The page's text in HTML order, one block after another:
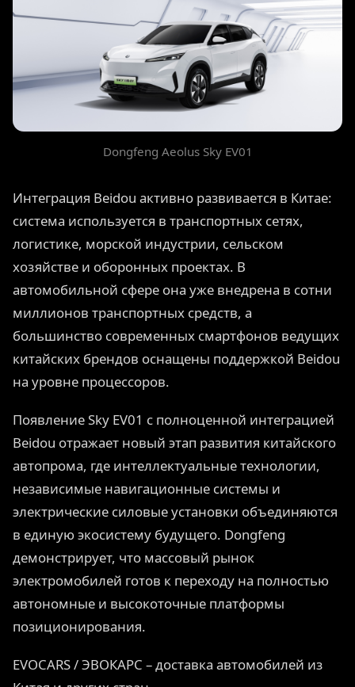
Dongfeng Aeolus Sky EV01
Интеграция Beidou активно развивается в Китае:
система используется в транспортных сетях,
логистике, морской индустрии, сельском
хозяйстве и оборонных проектах. В
автомобильной сфере она уже внедрена в сотни
миллионов транспортных средств, а
большинство современных смартфонов ведущих
китайских брендов оснащены поддержкой Beidou
на уровне процессоров.
Появление Sky EV01 с полноценной интеграцией
Beidou отражает новый этап развития китайского
автопрома, где интеллектуальные технологии,
независимые навигационные системы и
электрические силовые установки объединяются
в единую экосистему будущего. Dongfeng
демонстрирует, что массовый рынок
электромобилей готов к переходу на полностью
автономные и высокоточные платформы
позиционирования.
EVOCARS / ЭВОКАРС – доставка автомобилей из